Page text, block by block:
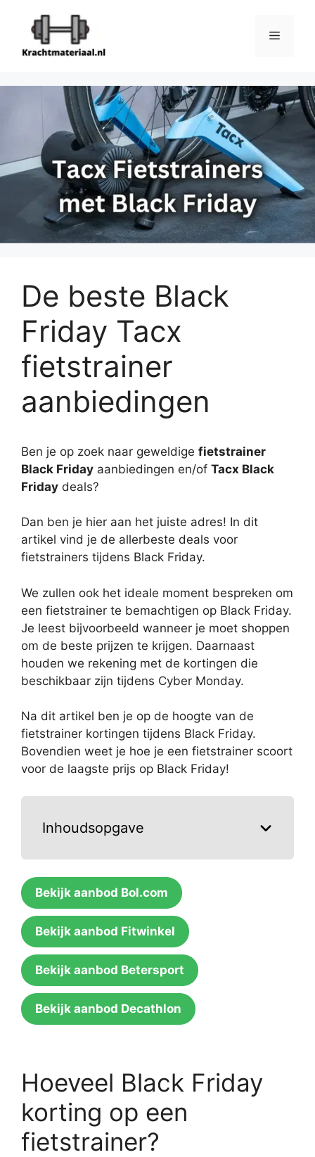
inhoud
Menu
De beste Black
Friday Tacx
fietstrainer
aanbiedingen
Ben je op zoek naar geweldige fietstrainer
Black Friday aanbiedingen en/of Tacx Black
Friday deals?
Dan ben je hier aan het juiste adres! In dit
artikel vind je de allerbeste deals voor
fietstrainers tijdens Black Friday.
We zullen ook het ideale moment bespreken om
een fietstrainer te bemachtigen op Black Friday.
Je leest bijvoorbeeld wanneer je moet shoppen
om de beste prijzen te krijgen. Daarnaast
houden we rekening met de kortingen die
beschikbaar zijn tijdens Cyber Monday.
Na dit artikel ben je op de hoogte van de
fietstrainer kortingen tijdens Black Friday.
Bovendien weet je hoe je een fietstrainer scoort
voor de laagste prijs op Black Friday!
Inhoudsopgave
Bekijk aanbod Bol.com
Bekijk aanbod Fitwinkel
Bekijk aanbod Betersport
Bekijk aanbod Decathlon
Hoeveel Black Friday
korting op een
fietstrainer?